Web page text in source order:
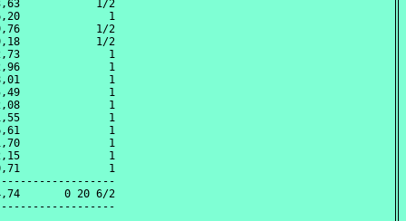
73,63            1/2
76,20              1
1/2
1/2
72,73              1
72,96              1
78,01              1
75,49              1
72,08              1
81,55              1
86,61              1
81,70              1
72,15              1
80,71              1
74,74       0 20 6/2